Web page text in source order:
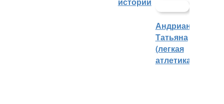
Андрианова
Татьяна
(легкая
атлетика)